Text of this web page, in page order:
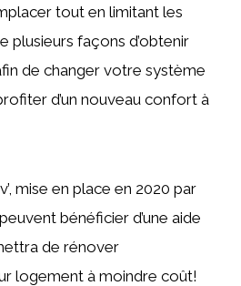
tout en limitant les
plusieurs façons d’obtenir
de changer votre système
d’un nouveau confort à
mise en place en 2020 par
bénéficier d’une aide
de rénover
logement à moindre coût!